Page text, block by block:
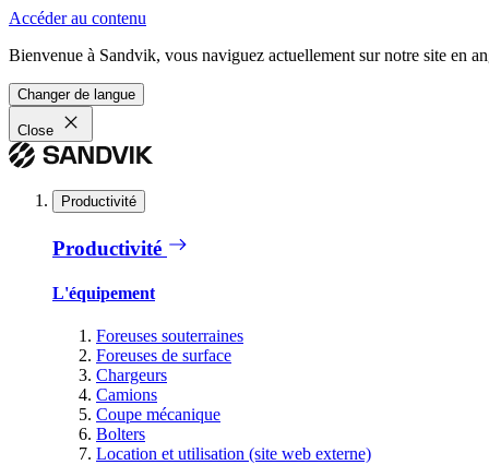
Accéder au contenu
Bienvenue à Sandvik, vous naviguez actuellement sur notre site en
Changer de langue
Close
Productivité
Productivité
L'équipement
Foreuses souterraines
Foreuses de surface
Chargeurs
Camions
Coupe mécanique
Bolters
Location et utilisation (site web externe)